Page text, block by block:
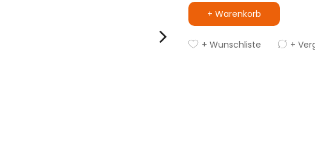
+ Warenkorb
+ Wunschliste +